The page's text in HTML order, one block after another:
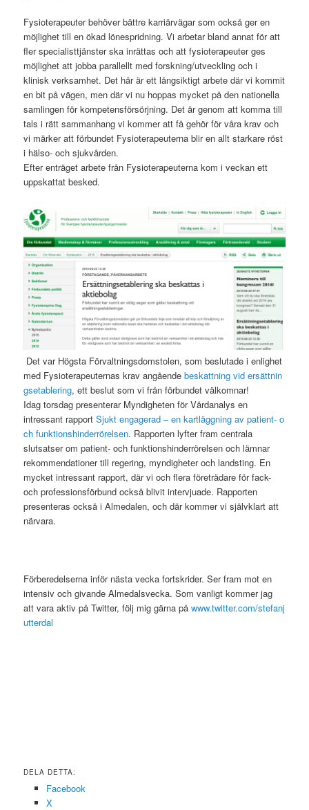
Fysioterapeuter behöver bättre karriärvägar som också ger en
möjlighet till en ökad lönespridning. Vi arbetar bland annat för att
fler specialisttjänster ska inrättas och att fysioterapeuter ges
möjlighet att jobba parallellt med forskning/utveckling och i
klinisk verksamhet. Det här är ett långsiktigt arbete där vi kommit
en bit på vägen, men där vi nu hoppas mycket på den nationella
samlingen för kompetensförsörjning. Det är genom att komma till
tals i rätt sammanhang vi kommer att få gehör för våra krav och
vi märker att förbundet Fysioterapeuterna blir en allt starkare röst
i hälso- och sjukvården.
Efter enträget arbete från Fysioterapeuterna kom i veckan ett
uppskattat besked.
Det var Högsta Förvaltningsdomstolen, som beslutade i enlighet
med Fysioterapeuternas krav angåendebeskattning vid ersättnin
gsetablering, ett beslut som vi från förbundet välkomnar!
Idag torsdag presenterar Myndigheten för Vårdanalys en
intressant rapportSjukt engagerad – en kartläggning av patient- o
ch funktionshinderrörelsen. Rapporten lyfter fram centrala
slutsatser om patient- och funktionshinderrörelsen och lämnar
rekommendationer till regering, myndigheter och landsting. En
mycket intressant rapport, där vi och flera företrädare för fack-
och professionsförbund också blivit intervjuade. Rapporten
presenteras också i Almedalen, och där kommer vi självklart att
närvara.
Förberedelserna inför nästa vecka fortskrider. Ser fram mot en
intensiv och givande Almedalsvecka. Som vanligt kommer jag
att vara aktiv på Twitter, följ mig gärna påwww.twitter.com/stefanj
utterdal
DELA DETTA:
Facebook
X